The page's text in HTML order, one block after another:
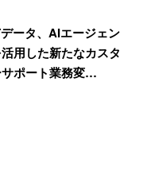
ータ、AIエージェン
活用した新たなカスタ
ポート業務変…